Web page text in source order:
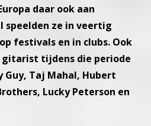
daar ook aan
speelden ze in veertig
festivals en in clubs. Ook
tijdens die periode
Guy, Taj Mahal, Hubert
Lucky Peterson en